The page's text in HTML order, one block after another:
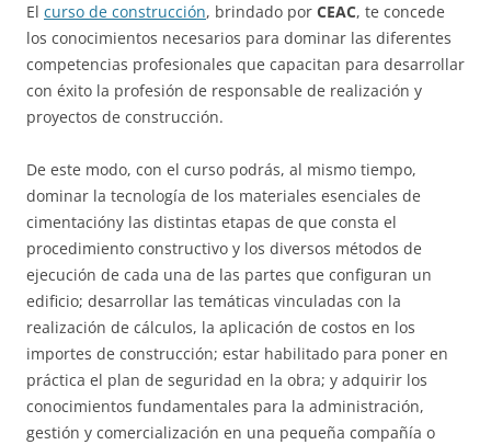
El curso de construcción, brindado por CEAC, te concede
los conocimientos necesarios para dominar las diferentes
competencias profesionales que capacitan para desarrollar
con éxito la profesión de responsable de realización y
proyectos de construcción.
De este modo, con el curso podrás, al mismo tiempo,
dominar la tecnología de los materiales esenciales de
cimentacióny las distintas etapas de que consta el
procedimiento constructivo y los diversos métodos de
ejecución de cada una de las partes que configuran un
edificio; desarrollar las temáticas vinculadas con la
realización de cálculos, la aplicación de costos en los
importes de construcción; estar habilitado para poner en
práctica el plan de seguridad en la obra; y adquirir los
conocimientos fundamentales para la administración,
gestión y comercialización en una pequeña compañía o